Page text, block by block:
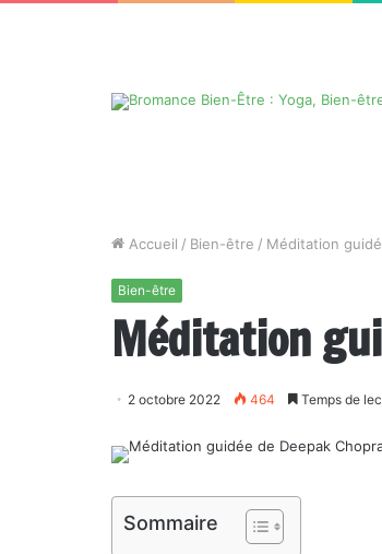
Accueil / Bien-être / Méditation
Bien-être
Méditation
2 octobre 2022 464 Temps de
Sommaire